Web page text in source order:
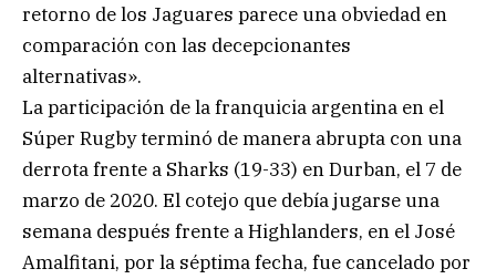
retorno de los Jaguares parece una obviedad en
comparación con las decepcionantes
alternativas».
La participación de la franquicia argentina en el
Súper Rugby terminó de manera abrupta con una
derrota frente a Sharks (19-33) en Durban, el 7 de
marzo de 2020. El cotejo que debía jugarse una
semana después frente a Highlanders, en el José
Amalfitani, por la séptima fecha, fue cancelado por